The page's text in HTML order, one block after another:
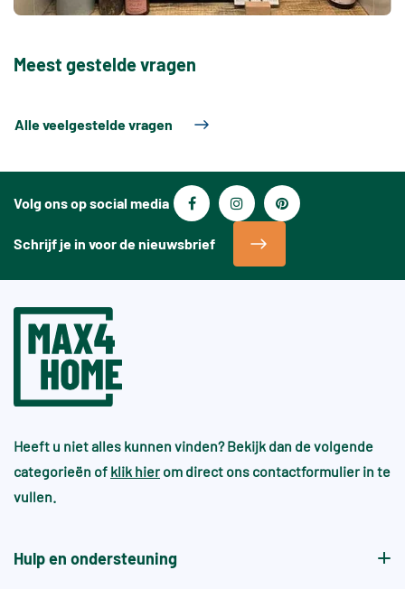
Meest gestelde vragen
Alle veelgestelde vragen
Volg ons op social media
Schrijf je in voor de nieuwsbrief
Heeft u niet alles kunnen vinden? Bekijk dan de volgende
categorieën of klik hier om direct ons contactformulier in te
vullen.
Hulp en ondersteuning